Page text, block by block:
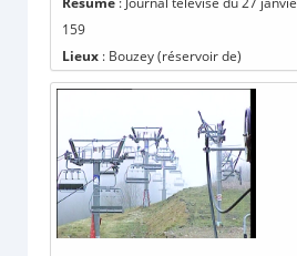
159
Lieux : Bouzey (réservoir de)